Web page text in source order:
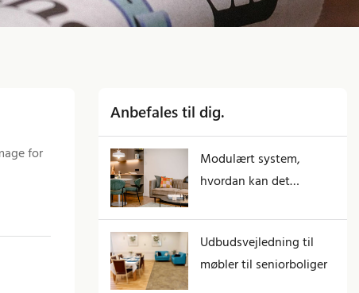
for
Anbefales til dig.
Modulært system,
hvordan kan det
engroshandel med
møbler til ældreboliger
med den stigende
Udbudsvejledning til
møbler til seniorboliger